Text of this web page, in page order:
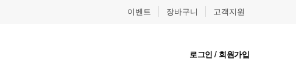
이벤트 장바구니 고객지원
로그인 / 회원가입